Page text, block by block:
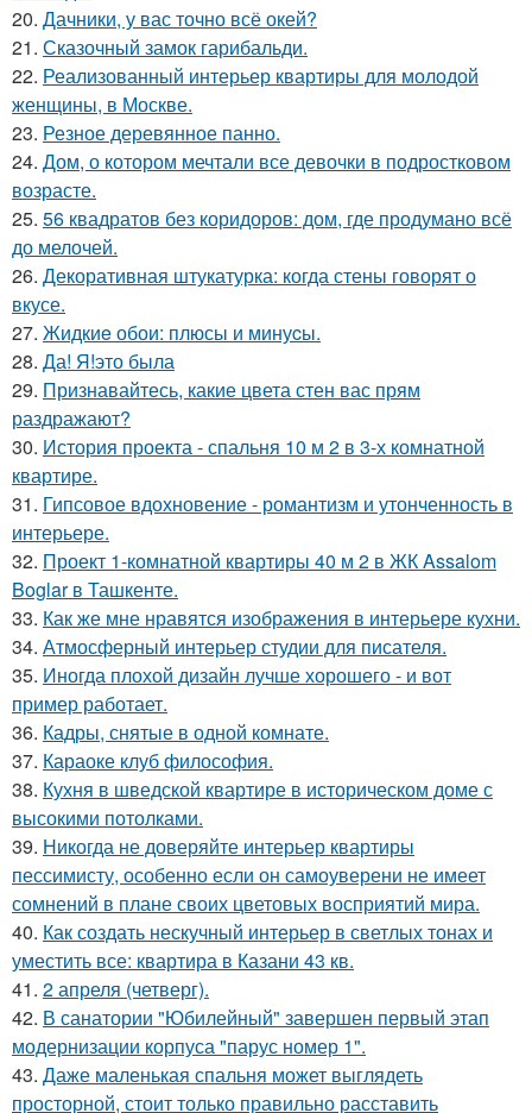
20. Дачники, у вас точно всё окей?
21. Сказочный замок гарибальди.
22. Реализованный интерьер квартиры для молодой
женщины, в Москве.
23. Резное деревянное панно.
24. Дом, о котором мечтали все девочки в подростковом
возрасте.
25. 56 квадратов без коридоров: дом, где продумано всё
до мелочей.
26. Декоративная штукатурка: когда стены говорят о
вкусе.
27. Жидкиe обои: плюсы и минуcы.
28. Да! Я!это была
29. Признавайтесь, какие цвета стен вас прям
раздражают?
30. История проекта - спальня 10 м 2 в 3-х комнатной
квартире.
31. Гипсовое вдохновение - романтизм и утонченность в
интерьере.
32. Проект 1-комнатной квартиры 40 м 2 в ЖК Assalom
Boglar в Ташкенте.
33. Как же мне нравятся изображения в интерьере кухни.
34. Атмосферный интерьер студии для писателя.
35. Иногда плохой дизайн лучше хорошего - и вот
пример работает.
36. Кадры, снятые в одной комнате.
37. Караоке клуб философия.
38. Кухня в шведской квартире в историческом доме с
высокими потолками.
39. Никогда не доверяйте интерьер квартиры
пессимисту, особенно если он самоуверени не имеет
сомнений в плане своих цветовых восприятий мира.
40. Как создать нескучный интерьер в светлых тонах и
уместить все: квартира в Казани 43 кв.
41. 2 апреля (четверг).
42. В санатории "Юбилейный" завершен первый этап
модернизации корпуса "парус номер 1".
43. Даже маленькая спальня может выглядеть
просторной, стоит только правильно расставить